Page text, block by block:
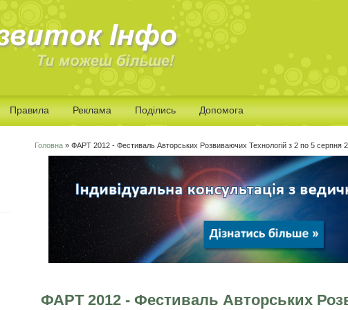
Правила Реклама Поділись Допомога
Ви є тут
Головна» ФАРТ 2012 - Фестиваль Авторських Розвиваючих Технологій з 2 по 5 серпня
ФАРТ 2012 - Фестиваль Авторських